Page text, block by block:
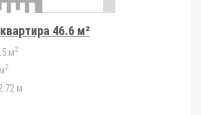
46.6 м²
м2
2
м